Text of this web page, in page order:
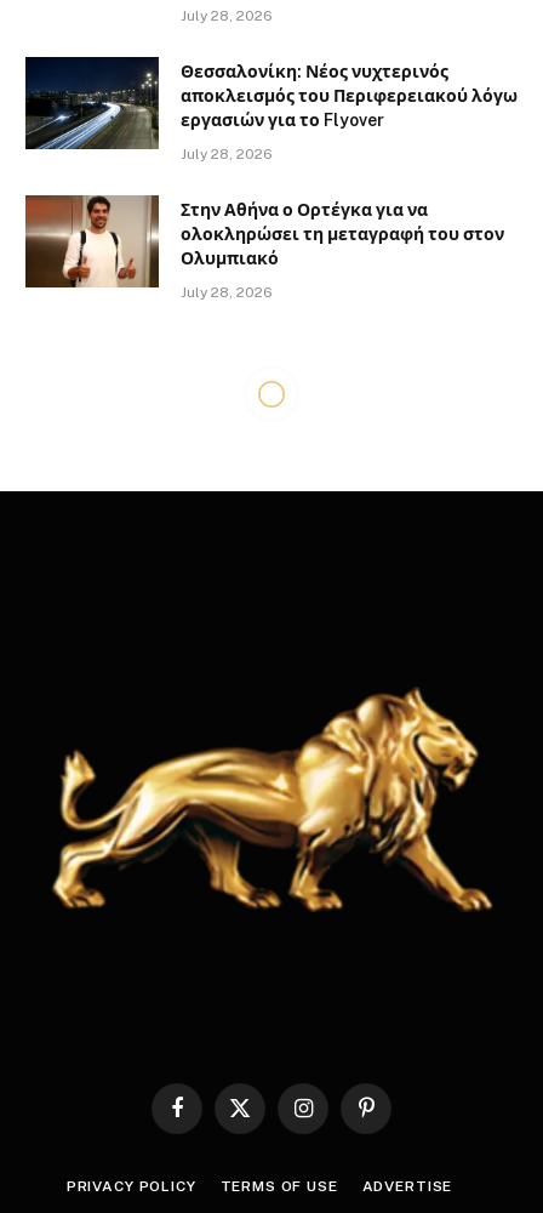
July 28, 2026
Θεσσαλονίκη: Νέος νυχτερινός
αποκλεισμός του Περιφερειακού λόγω
εργασιών για το Flyover
July 28, 2026
Στην Αθήνα ο Ορτέγκα για να
ολοκληρώσει τη μεταγραφή του στον
Ολυμπιακό
July 28, 2026
Facebook
X
InstagramPinterest
PRIVACY POLICY TERMS OF USE ADVERTISE